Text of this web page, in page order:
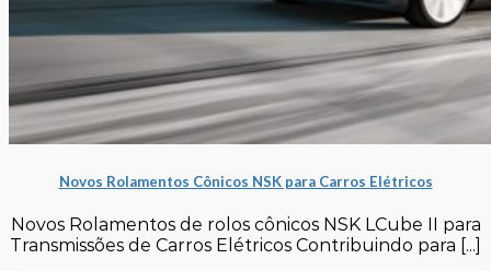
Novos Rolamentos Cônicos NSK para Carros Elétricos
Novos Rolamentos de rolos cônicos NSK LCube II para
Transmissões de Carros Elétricos Contribuindo para [...]